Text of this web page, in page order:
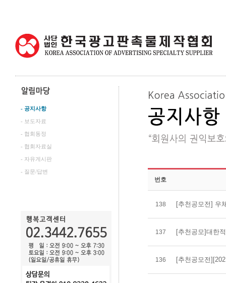
- 공지사항
- 보도자료
- 협회동정
- 협회자료실
- 자유게시판
- 질문/답변
번호
138 [추천공모전] 우
137 [추천공모]대한
136 [추천공모전